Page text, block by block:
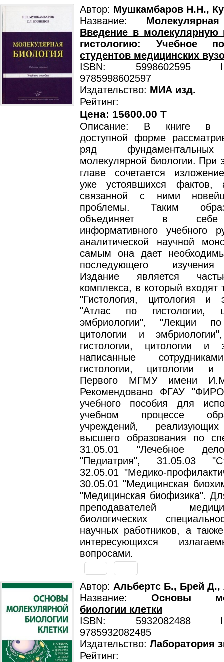
Автор: Мушкамбаров Н.Н.,
Название:
Введение в молекулярную
гистологию: Учебное
студентов медицинских
ISBN: 5998602595
9785998602597
Издательство: МИА изд.
Рейтинг:
Цена: 15600.00 T
Описание: В книге в
доступной форме
ряд
молекулярной биологии. При
главе сочетается
уже устоявшихся фактов,
связанной с ними
проблемы. Таким
объединяет в себе
информативного учебного
аналитической научной
самым она дает
последующего изучения
Издание является
комплекса, в который входят
"Гистология, цитология и
"Атлас по гистологии,
эмбриологии", "Лекции по
цитологии и
гистологии, цитологии и
написанные
гистологии, цитологии и
Первого МГМУ имени
Рекомендовано ФГАУ
учебного пособия для
учебном процессе
учреждений,
высшего образования по
31.05.01 "Лечебное
"Педиатрия", 31.05.03
32.05.01 "Медико-
30.05.01 "Медицинская
"Медицинская биофизика".
преподавателей
биологических
научных работников, а
интересующихся
вопросами.
Автор: Альбертс Б., Брей Д.,
Название: Основы
биологии клетки
ISBN: 5932082488
9785932082485
Издательство: Лаборатория
Рейтинг: